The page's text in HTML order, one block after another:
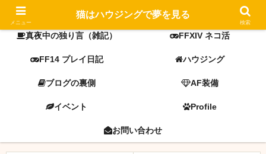
FF14 screenshot ミラプリ
真夜中の独り言（雑記） FFXIV ネコ活
FF14 プレイ日記 ハウジング
ブログの裏側 AF装備
イベント Profile
お問い合わせ
メニュー
猫はハウジングで夢を見る
検索